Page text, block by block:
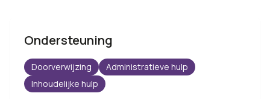
Ondersteuning
Doorverwijzing
Administratieve hulp
Inhoudelijke hulp